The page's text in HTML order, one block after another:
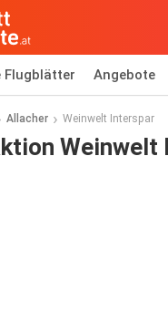
Flugblätter Angebote
Allacher Weinwelt Interspar
Weinwelt